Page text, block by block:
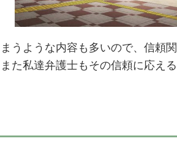
うような内容も多いので、信頼関
た私達弁護士もその信頼に応える